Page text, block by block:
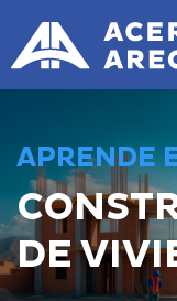
APRENDE
DE